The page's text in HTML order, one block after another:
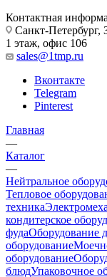
Контактная
Санкт-Петербург,
1 этаж, офис 106
sales@1tmp.ru
Вконтакте
Telegram
Pinterest
Главная
—
Каталог
—
Нейтральное
Тепловое
техника
кондитерское
фудаОборудование
оборудование
оборудование
блюдУпаковочное